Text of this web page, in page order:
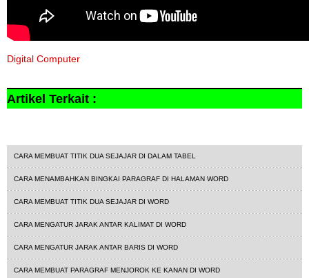
Digital Computer
Artikel Terkait :
CARA MEMBUAT TITIK DUA SEJAJAR DI DALAM TABEL
CARA MENAMBAHKAN BINGKAI PARAGRAF DI HALAMAN WORD
CARA MEMBUAT TITIK DUA SEJAJAR DI WORD
CARA MENGATUR JARAK ANTAR KALIMAT DI WORD
CARA MENGATUR JARAK ANTAR BARIS DI WORD
CARA MEMBUAT PARAGRAF MENJOROK KE KANAN DI WORD